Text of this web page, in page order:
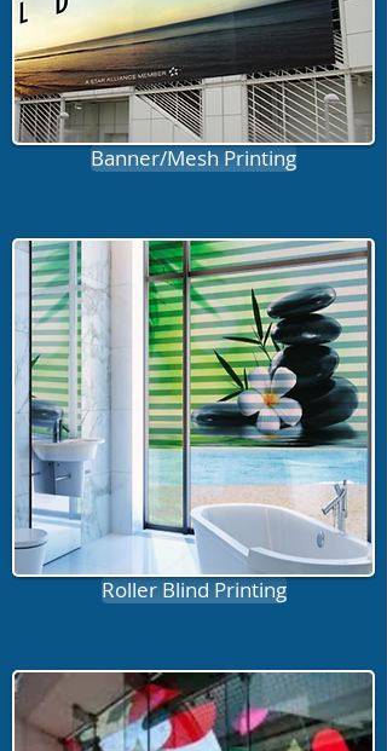
Banner/Mesh Printing
Roller Blind Printing